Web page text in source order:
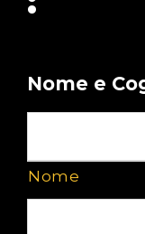
Nome e
Nome